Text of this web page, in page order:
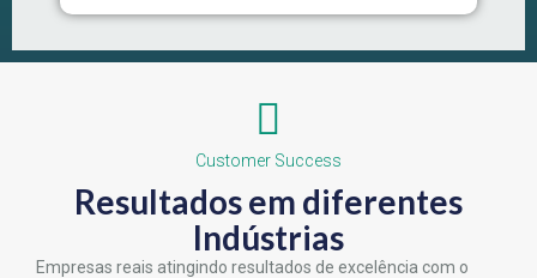
Customer Success
Resultados em diferentes
Indústrias
Empresas reais atingindo resultados de excelência com o